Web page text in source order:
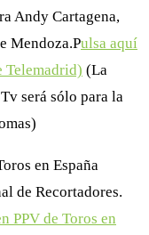
Andy Cartagena,
Mendoza.Pulsa aquí
Telemadrid) (La
será sólo para la
en España
de Recortadores.
PPV de Toros en